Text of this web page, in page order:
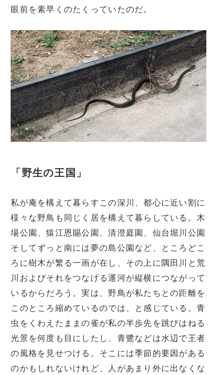
眼前を素早くのたくっていたのだ。
「野生の王国」
私が庵を構えて暮らすこの深川、都心に近い割に
様々な野鳥も同じく居を構えて暮らしている。木
場公園、猿江恩賜公園、清澄庭園、仙台堀川公園
そしてずっと南には夢の島公園など、ところどこ
ろに樹木が繁る一画が在し、その上に隅田川と荒
川およびそれをつなげる運河が縦横につながって
いるからだろう。実は、野鳥が私たちとの距離を
このところ縮めているのでは、と感じている。青
虫をくわえたままの雀が私の半歩先を跳びはねる
光景を何度も目にしたし、青鷺などは水辺で王者
の風格を見せつける。そこには季節的要因がある
のかもしれないけれど、人があまり外に出なくな